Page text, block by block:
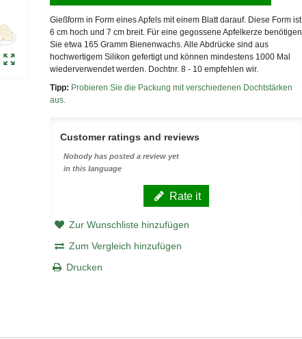
Gießform in Form eines Apfels mit einem Blatt darauf. Diese Form ist
6 cm hoch und 7 cm breit. Für eine gegossene Apfelkerze benötigen
Sie etwa 165 Gramm Bienenwachs. Alle Abdrücke sind aus
hochwertigem Silikon gefertigt und können mindestens 1000 Mal
wiederverwendet werden. Dochtnr. 8 - 10 empfehlen wir.
Tipp: Probieren Sie die Packung mit verschiedenen Dochtstärken
aus.
Customer ratings and reviews
Nobody has posted a review yet
in this language
Rate it
Zur Wunschliste hinzufügen
Zum Vergleich hinzufügen
Drucken